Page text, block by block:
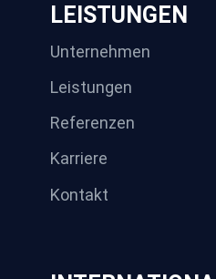
LEISTUNGEN
Unternehmen
Leistungen
Referenzen
Karriere
Kontakt